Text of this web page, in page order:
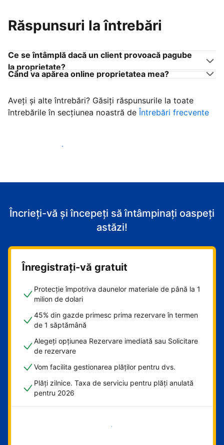
Răspunsuri la întrebări
Ce se întâmplă dacă un client provoacă pagube
la proprietate?
Când va apărea online proprietatea mea?
Aveți și alte întrebări? Găsiți răspunsurile la toate
întrebările în secțiunea noastră deÎntrebări frecvente
Începeţi să primiţi clienţi
Încrieți-vă și începeți să întâmpinați oaspeți
astăzi!
Înregistrați-vă gratuit
Protecție împotriva daunelor materiale de până la 1
milion de dolari
45% din gazde primesc prima rezervare în termen
de 1 săptămână
Alegeți opțiunea Rezervare imediată sau Solicitare
de rezervare
Vom facilita gestionarea plăților pentru dvs.
Plăți zilnice. Taxa de serviciu pentru plăți anulată
pentru 2026
Începeți acum